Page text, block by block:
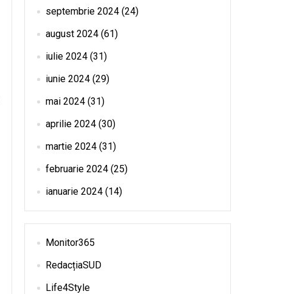
septembrie 2024 (24)
august 2024 (61)
iulie 2024 (31)
iunie 2024 (29)
mai 2024 (31)
aprilie 2024 (30)
martie 2024 (31)
februarie 2024 (25)
ianuarie 2024 (14)
Monitor365
RedacțiaSUD
Life4Style